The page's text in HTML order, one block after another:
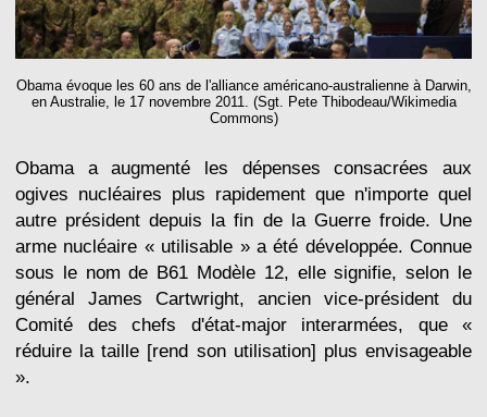
Obama évoque les 60 ans de l'alliance américano-australienne à Darwin,
en Australie, le 17 novembre 2011. (Sgt. Pete Thibodeau/Wikimedia
Commons)
Obama a augmenté les dépenses consacrées aux
ogives nucléaires plus rapidement que n'importe quel
autre président depuis la fin de la Guerre froide. Une
arme nucléaire « utilisable » a été développée. Connue
sous le nom de B61 Modèle 12, elle signifie, selon le
général James Cartwright, ancien vice-président du
Comité des chefs d'état-major interarmées, que «
réduire la taille [rend son utilisation] plus envisageable
».